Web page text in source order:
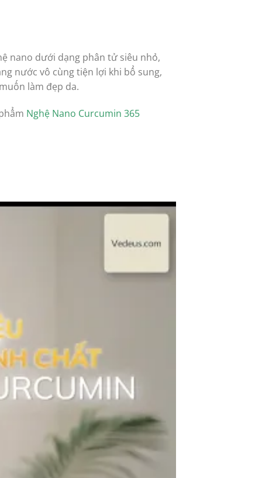
nano dưới dạng phân tử siêu nhỏ,
nước vô cùng tiện lợi khi bổ sung,
làm đẹp da.
Nghệ Nano Curcumin 365